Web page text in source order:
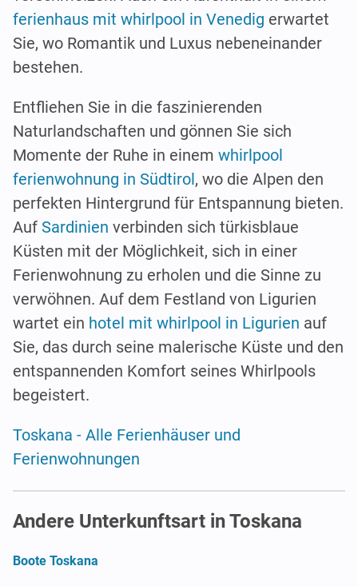
ferienhaus mit whirlpool in Venedig erwartet
Sie, wo Romantik und Luxus nebeneinander
bestehen.
Entfliehen Sie in die faszinierenden
Naturlandschaften und gönnen Sie sich
Momente der Ruhe in einem whirlpool
ferienwohnung in Südtirol, wo die Alpen den
perfekten Hintergrund für Entspannung bieten.
Auf Sardinien verbinden sich türkisblaue
Küsten mit der Möglichkeit, sich in einer
Ferienwohnung zu erholen und die Sinne zu
verwöhnen. Auf dem Festland von Ligurien
wartet ein hotel mit whirlpool in Ligurien auf
Sie, das durch seine malerische Küste und den
entspannenden Komfort seines Whirlpools
begeistert.
Toskana - Alle Ferienhäuser und
Ferienwohnungen
Andere Unterkunftsart in Toskana
Boote Toskana